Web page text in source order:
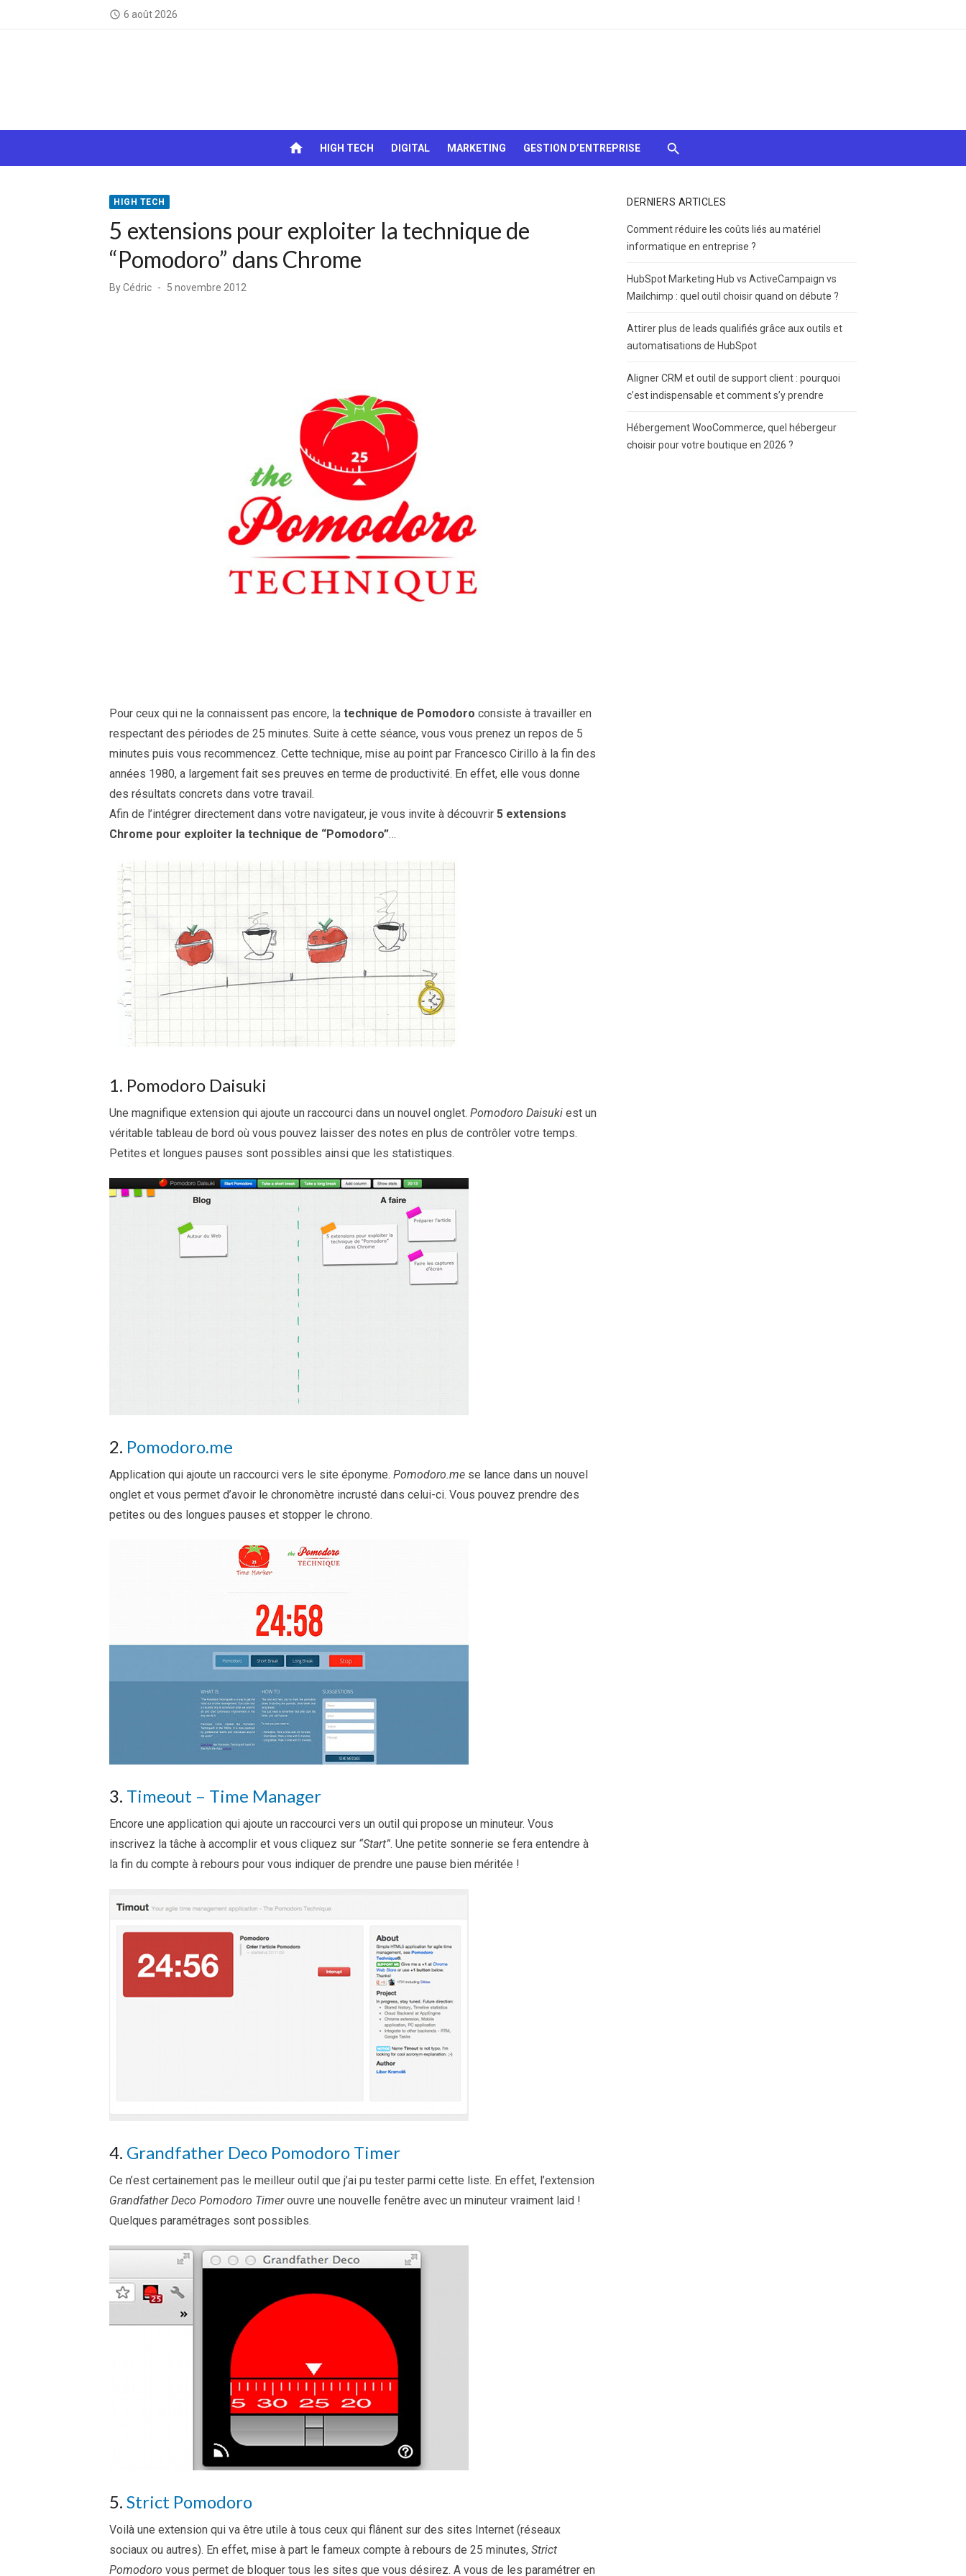
access_time 6 août 2026
chocolats…
tomber !
home HIGH TECH DIGITAL MARKETING GESTION D’ENTREPRISE
HIGH TECH
5 extensions pour exploiter la technique de
“Pomodoro” dans Chrome
ByCédric
Posted
5 novembre 2012
Pour ceux qui ne la connaissent pas encore, la technique de Pomodoro consiste à travailler en
respectant des périodes de 25 minutes. Suite à cette séance, vous vous prenez un repos de 5
minutes puis vous recommencez. Cette technique, mise au point par Francesco Cirillo à la fin des
années 1980, a largement fait ses preuves en terme de productivité. En effet, elle vous donne
des résultats concrets dans votre travail.
Afin de l’intégrer directement dans votre navigateur, je vous invite à découvrir 5 extensions
Chrome pour exploiter la technique de “Pomodoro”…
1. Pomodoro Daisuki
Une magnifique extension qui ajoute un raccourci dans un nouvel onglet. Pomodoro Daisuki est un
véritable tableau de bord où vous pouvez laisser des notes en plus de contrôler votre temps.
Petites et longues pauses sont possibles ainsi que les statistiques.
2. Pomodoro.me
Application qui ajoute un raccourci vers le site éponyme. Pomodoro.me se lance dans un nouvel
onglet et vous permet d’avoir le chronomètre incrusté dans celui-ci. Vous pouvez prendre des
petites ou des longues pauses et stopper le chrono.
3. Timeout – Time Manager
Encore une application qui ajoute un raccourci vers un outil qui propose un minuteur. Vous
inscrivez la tâche à accomplir et vous cliquez sur “Start”. Une petite sonnerie se fera entendre à
la fin du compte à rebours pour vous indiquer de prendre une pause bien méritée !
4. Grandfather Deco Pomodoro Timer
Ce n’est certainement pas le meilleur outil que j’ai pu tester parmi cette liste. En effet, l’extension
Grandfather Deco Pomodoro Timerouvre une nouvelle fenêtre avec un minuteur vraiment laid !
Quelques paramétrages sont possibles.
5. Strict Pomodoro
Voilà une extension qui va être utile à tous ceux qui flânent sur des sites Internet (réseaux
sociaux ou autres). En effet, mise à part le fameux compte à rebours de 25 minutes, Strict
Pomodoro vous permet de bloquer tous les sites que vous désirez. A vous de les paramétrer en
DERNIERS ARTICLES
Comment réduire les coûts liés au matériel
informatique en entreprise ?
HubSpot Marketing Hub vs ActiveCampaign vs
Mailchimp : quel outil choisir quand on débute ?
Attirer plus de leads qualifiés grâce aux outils et
automatisations de HubSpot
Aligner CRM et outil de support client : pourquoi
c’est indispensable et comment s’y prendre
Hébergement WooCommerce, quel hébergeur
choisir pour votre boutique en 2026 ?